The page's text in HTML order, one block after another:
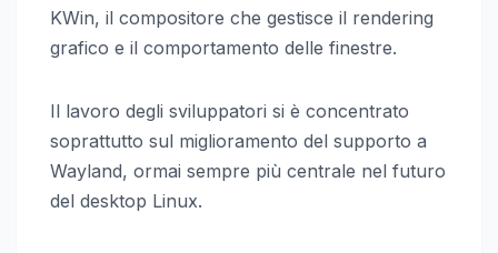
KWin, il compositore che gestisce il rendering
grafico e il comportamento delle finestre.
Il lavoro degli sviluppatori si è concentrato
soprattutto sul miglioramento del supporto a
Wayland, ormai sempre più centrale nel futuro
del desktop Linux.